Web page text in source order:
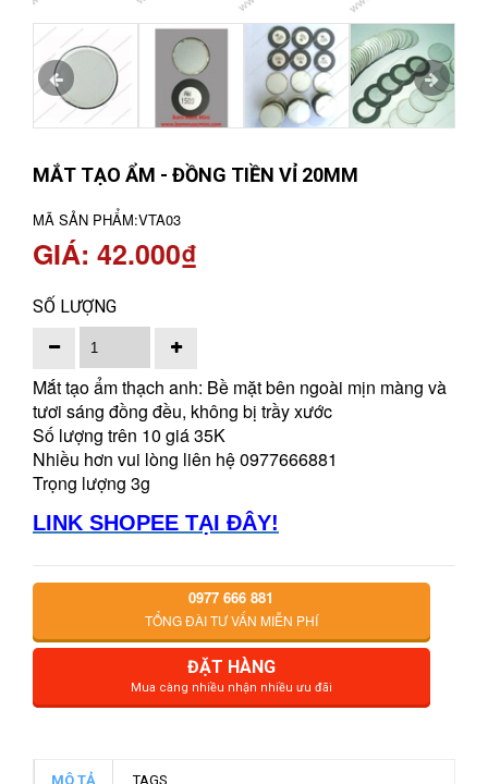
MẮT TẠO ẨM - ĐỒNG TIỀN VỈ 20MM
MÃ SẢN PHẨM:VTA03
GIÁ: 42.000₫
SỐ LƯỢNG
Mắt tạo ẩm thạch anh: Bề mặt bên ngoài mịn màng và
tươi sáng đồng đều, không bị trầy xước
Số lượng trên 10 giá 35K
Nhiều hơn vui lòng liên hệ 0977666881
Trọng lượng 3g
LINK SHOPEE TẠI ĐÂY!
0977 666 881
TỔNG ĐÀI TƯ VẤN MIỄN PHÍ
ĐẶT HÀNG
Mua càng nhiều nhận nhiều ưu đãi
MÔ TẢ TAGS